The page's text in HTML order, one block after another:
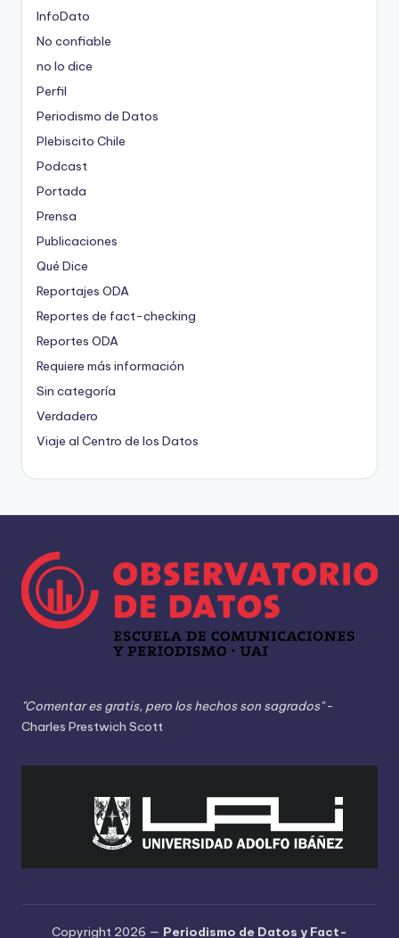
InfoDato
No confiable
no lo dice
Perfil
Periodismo de Datos
Plebiscito Chile
Podcast
Portada
Prensa
Publicaciones
Qué Dice
Reportajes ODA
Reportes de fact-checking
Reportes ODA
Requiere más información
Sin categoría
Verdadero
Viaje al Centro de los Datos
"Comentar es gratis, pero los hechos son sagrados"-
Charles Prestwich Scott
Copyright 2026 — Periodismo de Datos y Fact-